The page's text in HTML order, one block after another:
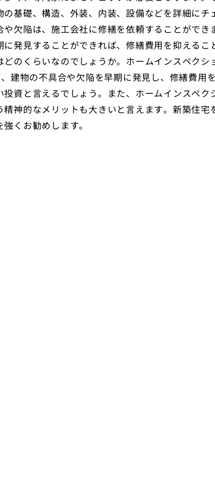
基礎、構造、外装、内装、設備などを詳細にチ
欠陥は、施工会社に修繕を依頼することができ
発見することができれば、修繕費用を抑えるこ
のくらいなのでしょうか。ホームインスペクシ
建物の不具合や欠陥を早期に発見し、修繕費用
資と言えるでしょう。また、ホームインスペク
神的なメリットも大きいと言えます。新築住宅
くお勧めします。